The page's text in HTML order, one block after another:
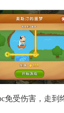
免受伤害，走到